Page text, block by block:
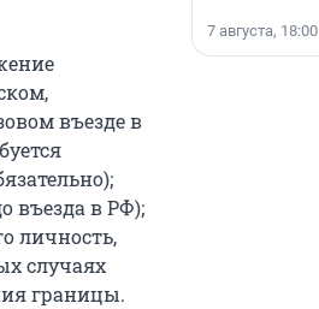
въезде в
въезда в РФ);
личность,
случаях
границы.
7 августа, 18:00